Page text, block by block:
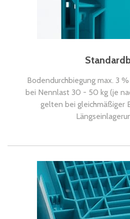
Bodendurchbiegung max. 3
bei Nennlast 30 - 50 kg (je
gelten bei gleichmäßiger